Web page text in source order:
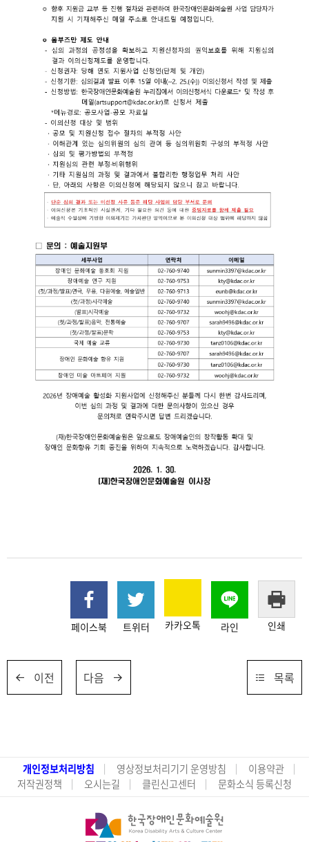
페이스북 트위터 카카오톡 라인 인쇄
이전 다음 목록
개인정보처리방침 영상정보처리기기 운영방침
이용약관
저작권정책
오시는길 클린신고센터 문화소식 등록신청